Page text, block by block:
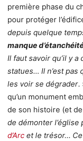
première phase du
pour protéger
depuis quelque
manque
Il faut savoir qu’il y
statues… Il n’est pas
les voir se dégrader.
qu’un monument
de son histoire (et
de démonter
d’Arc et le trésor…